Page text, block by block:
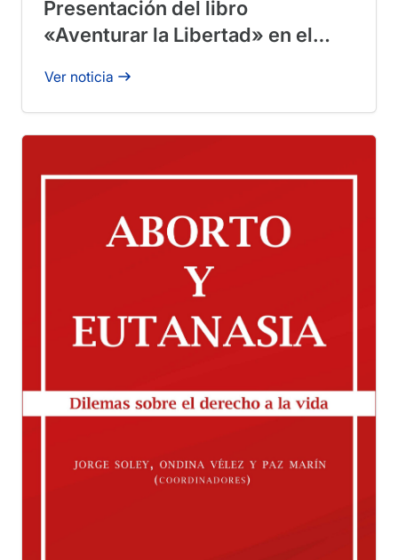
Presentación del libro
«Aventurar la Libertad» en el
Ver noticia